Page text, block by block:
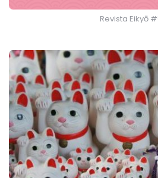
Revista Eikyō